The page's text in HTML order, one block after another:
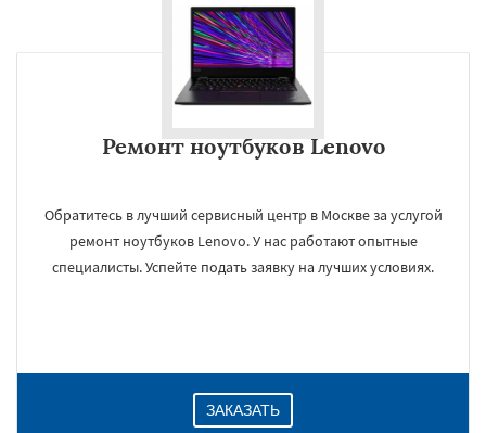
Ремонт ноутбуков Lenovo
Обратитесь в лучший сервисный центр в Москве за услугой
ремонт ноутбуков Lenovo. У нас работают опытные
специалисты. Успейте подать заявку на лучших условиях.
ЗАКАЗАТЬ